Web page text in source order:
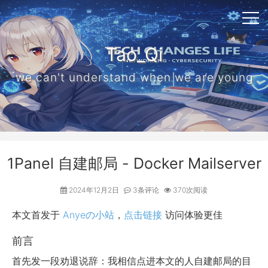
Tao_Qi
we can't understand when we are young
1Panel 自建邮局 - Docker Mailserver
2024年12月2日 3条评论 370次阅读
本文首发于 Anyeの小站 ， 点击链接 访问体验更佳
前言
首先发一段劝退说辞：我相信点进本文的人自建邮局的目